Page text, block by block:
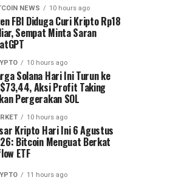
NEWS 10 hours ago
FBI Diduga Curi Kripto Rp18
Sempat Minta Saran
10 hours ago
Solana Hari Ini Turun ke
Aksi Profit Taking
Pergerakan SOL
10 hours ago
Kripto Hari Ini 6 Agustus
Bitcoin Menguat Berkat
ETF
11 hours ago